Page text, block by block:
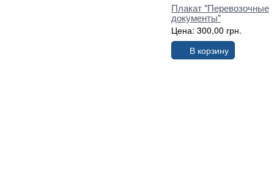
Плакат "Перевозочные
документы"
Цена: 300,00 грн.
В корзину